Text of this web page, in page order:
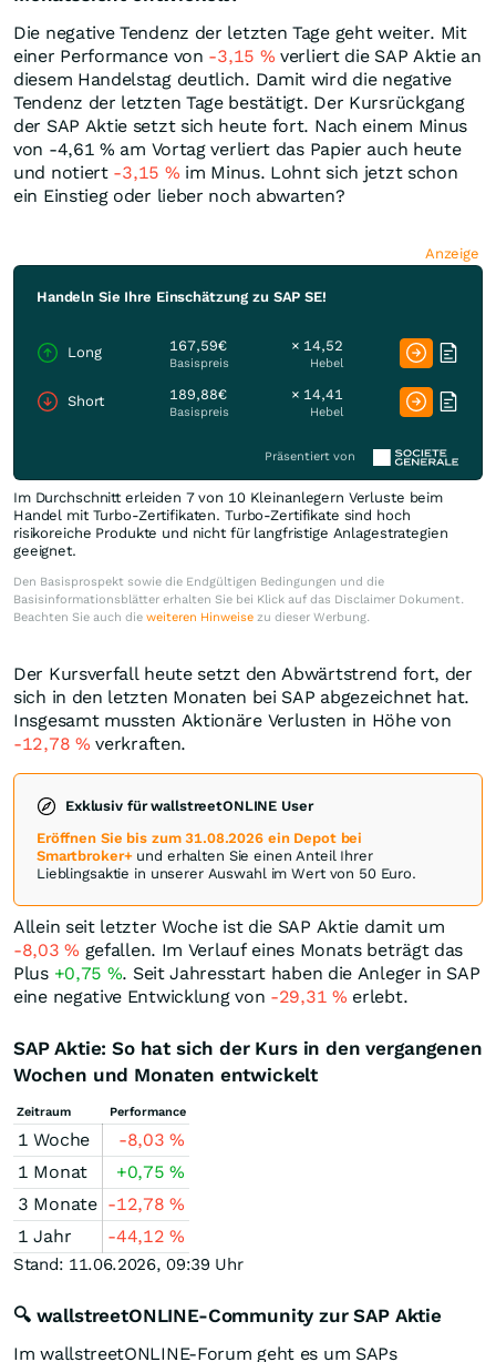
Die negative Tendenz der letzten Tage geht weiter. Mit
einer Performance von -3,15 % verliert die SAP Aktie an
diesem Handelstag deutlich. Damit wird die negative
Tendenz der letzten Tage bestätigt. Der Kursrückgang
der SAP Aktie setzt sich heute fort. Nach einem Minus
von -4,61 % am Vortag verliert das Papier auch heute
und notiert -3,15 % im Minus. Lohnt sich jetzt schon
ein Einstieg oder lieber noch abwarten?
Anzeige
Handeln Sie Ihre Einschätzung zu SAP SE!
Long 167,59€
Basispreis
× 14,52
Hebel
Short 189,88€
Basispreis
× 14,41
Hebel
Präsentiert von
Im Durchschnitt erleiden 7 von 10 Kleinanlegern Verluste beim
Handel mit Turbo-Zertifikaten. Turbo-Zertifikate sind hoch
risikoreiche Produkte und nicht für langfristige Anlagestrategien
geeignet.
Den Basisprospekt sowie die Endgültigen Bedingungen und die
Basisinformationsblätter erhalten Sie bei Klick auf das Disclaimer Dokument.
Beachten Sie auch die weiteren Hinweise zu dieser Werbung.
Der Kursverfall heute setzt den Abwärtstrend fort, der
sich in den letzten Monaten bei SAP abgezeichnet hat.
Insgesamt mussten Aktionäre Verlusten in Höhe von
-12,78 % verkraften.
Exklusiv für wallstreetONLINE User
Eröffnen Sie bis zum 31.08.2026 ein Depot bei
Smartbroker+und erhalten Sie einen Anteil Ihrer
Lieblingsaktie in unserer Auswahl im Wert von 50 Euro.
Allein seit letzter Woche ist die SAP Aktie damit um
-8,03% gefallen. Im Verlauf eines Monats beträgt das
Plus +0,75 %. Seit Jahresstart haben die Anleger in SAP
eine negative Entwicklung von -29,31 % erlebt.
SAP Aktie: So hat sich der Kurs in den vergangenen
Wochen und Monaten entwickelt
Zeitraum Performance
1 Woche -8,03%
1 Monat
+0,75%
3 Monate -12,78%
1 Jahr
-44,12%
Stand: 11.06.2026, 09:39 Uhr
🔍 wallstreetONLINE-Community zur SAP Aktie
Im wallstreetONLINE-Forum geht es um SAPs